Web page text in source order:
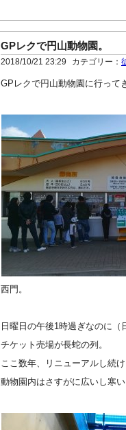
GPレクで円山動物園。
2018/10/21 23:29 カテゴリー：
GPレクで円山動物園に行って
西門。
日曜日の午後1時過ぎなのに（
チケット売場が長蛇の列。
ここ数年、リニューアルし続
動物園内はさすがに広いし寒